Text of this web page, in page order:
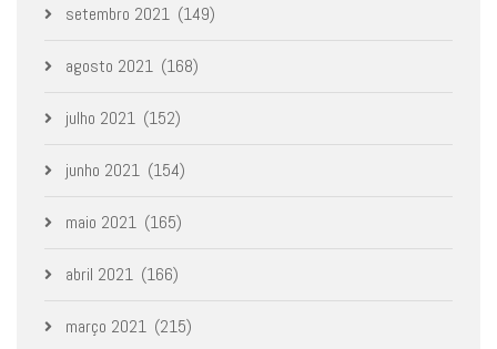
setembro 2021 (149)
agosto 2021 (168)
julho 2021 (152)
junho 2021 (154)
maio 2021 (165)
abril 2021 (166)
março 2021 (215)